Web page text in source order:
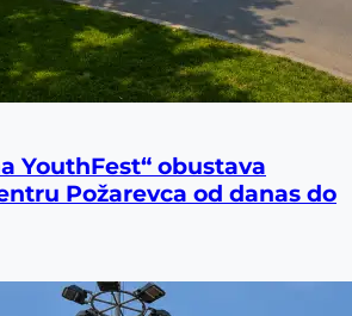
YouthFest“ obustava
Požarevca od danas do